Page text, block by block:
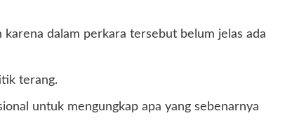
dalam perkara tersebut belum jelas ada
terang.
untuk mengungkap apa yang sebenarnya